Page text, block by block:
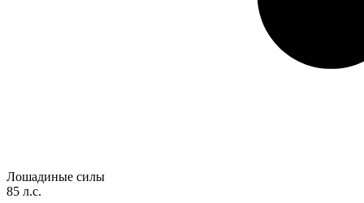
Лошадиные силы
85 л.с.